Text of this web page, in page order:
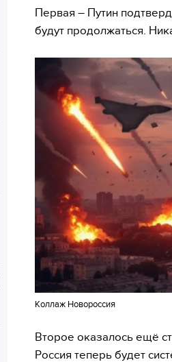
Первая – Путин
будут продолжаться.
Коллаж Новороссия
Второе оказалось ещё
Россия теперь будет